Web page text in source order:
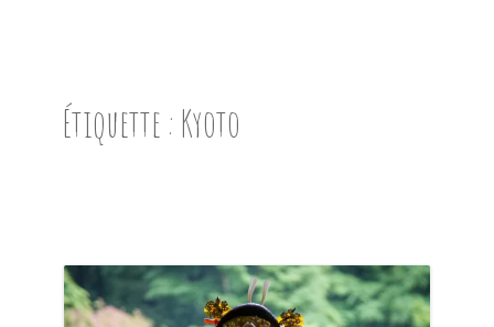
PRÉSENTATION
EN IMAGES
Étiquette : Kyoto